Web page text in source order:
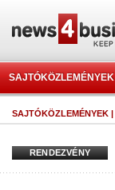
SAJTÓKÖZLEMÉNYEK
SAJTÓKÖZLEMÉNYEK |
RENDEZVÉNY